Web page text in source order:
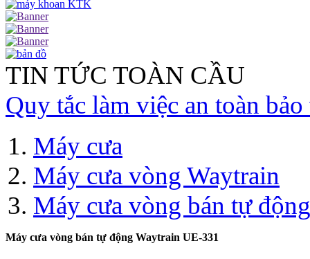
TIN TỨC TOÀN CẦU
Quy tắc làm việc an toàn
Máy cưa
Máy cưa vòng Waytrain
Máy cưa vòng bán tự
Máy cưa vòng bán tự động Waytrain UE-331